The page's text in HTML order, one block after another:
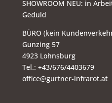
SHOWROOM NEU: in
Geduld
BÜRO (kein
Gunzing 57
4923 Lohnsburg
Tel.: +43/676/4403679
office@gurtner-infrarot.at